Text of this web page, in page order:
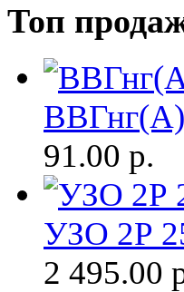
Топ
91.00 р.
УЗО 2Р
2 495.00